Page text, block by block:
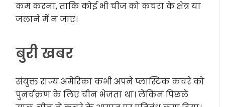
कम करना, ताकि कोई भी चीज को कचरा के क्षेत्र या
जलाने में न जाए।
बुरी खबर
संयुक्त राज्य अमेरिका कभी अपने प्लास्टिक कचरे को
पुनर्चक्रण के लिए चीन भेजता था। लेकिन पिछले